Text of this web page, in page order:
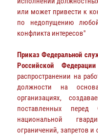
или может привести к
по недопущению
конфликта интересов"
Приказ Федеральной
Российской
распространении на
должности на
организациях,
поставленных перед
национальной
ограничений, запретов и